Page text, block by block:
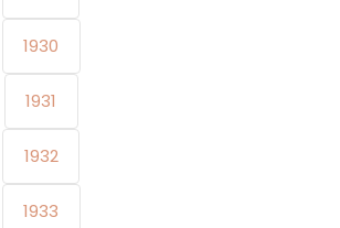
1930
1931
1932
1933